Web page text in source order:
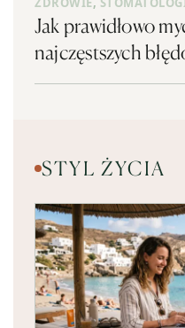
Jak prawidłowo
najczęstszych
STYL ŻYCIA